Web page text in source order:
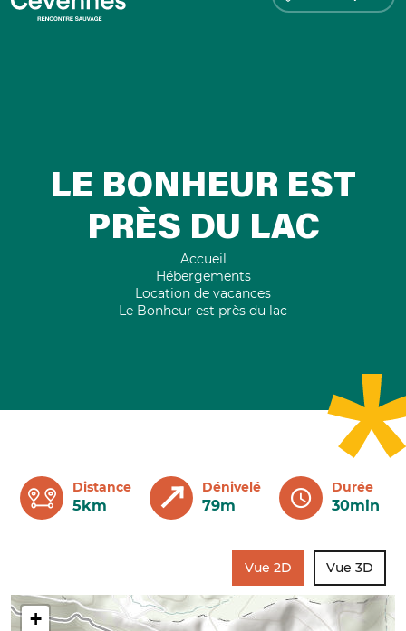
LE BONHEUR EST
PRÈS DU LAC
Accueil
Hébergements
Location de vacances
Le Bonheur est près du lac
Distance
5km
Dénivelé
79m
Durée
30min
Vue 2D Vue 3D
+